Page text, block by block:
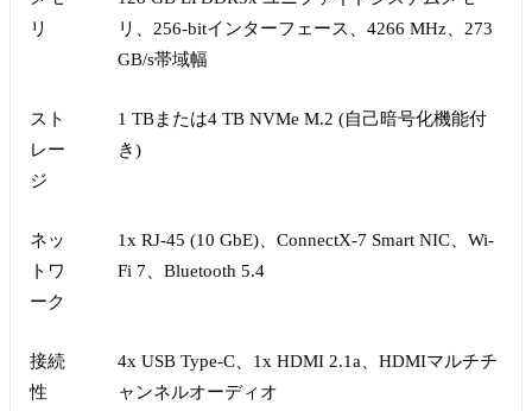
リ
リ、256-bitインターフェース、4266 MHz、273
GB/s帯域幅
スト
レー
ジ
1 TBまたは4 TB NVMe M.2 (自己暗号化機能付
き)
ネッ
トワ
ーク
1x RJ-45 (10 GbE)、ConnectX-7 Smart NIC、Wi-
Fi 7、Bluetooth 5.4
接続
性
4x USB Type-C、1x HDMI 2.1a、HDMIマルチチ
ャンネルオーディオ